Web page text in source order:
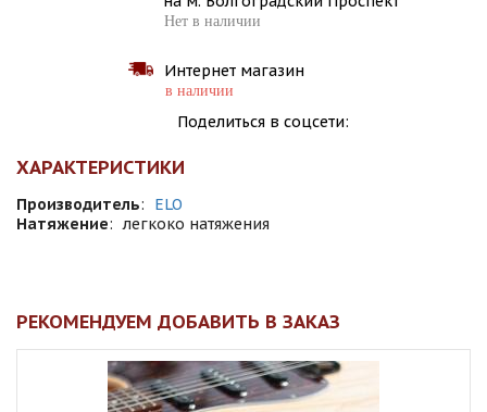
Нет в наличии
Интернет магазин
в наличии
Поделиться в соцсети:
ХАРАКТЕРИСТИКИ
Производитель:
ELO
Натяжение: легкоко натяжения
РЕКОМЕНДУЕМ ДОБАВИТЬ В ЗАКАЗ